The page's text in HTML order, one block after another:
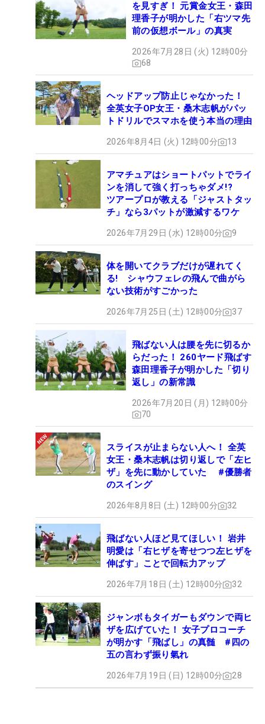
を見すぎ！ 元賞金女王・森田
理香子が明かした「右ツマ先
前の仮想ボール」の真実
2026年7月28日 (火) 12時00分
68
ヘッドアップ防止じゃなかった！
全英女子OP女王・桑木志帆がパッ
トドリルでスマホを使う本当の理由
2026年8月4日 (火) 12時00分 13
アマチュアはショートパットでライ
ンを消して強く打っちゃダメ!?
ツアープロが教える「ジャストタッ
チ」なら3パットが激減するワケ
2026年7月29日 (水) 12時00分 9
体を開いてクラブだけが遅れてく
る! シャウフェレの飛んで曲がら
ない技術がすごかった
2026年7月25日 (土) 12時00分 37
飛ばない人は腰を先に切るか
らだった！ 260ヤード飛ばす
森田理香子が明かした「切り
返し」の新常識
2026年7月20日 (月) 12時00分
70
スライスが止まらない人へ！ 全英
女王・桑木志帆は切り返しで「左ヒ
ザ」を先に動かしていた #優勝者
のスイング
2026年8月8日 (土) 12時00分 32
飛ばない人ほど見てほしい！ 岩井
明愛は「右ヒザを寄せつつ左ヒザを
伸ばす」ことで回転力アップ
2026年7月18日 (土) 12時00分 32
ジャンボもタイガーもダウンで両ヒ
ザを広げていた！ 女子プロコーチ
が明かす「飛ばし」の真髄 #四の
五の言わず振り氣れ
2026年7月19日 (日) 12時00分 28